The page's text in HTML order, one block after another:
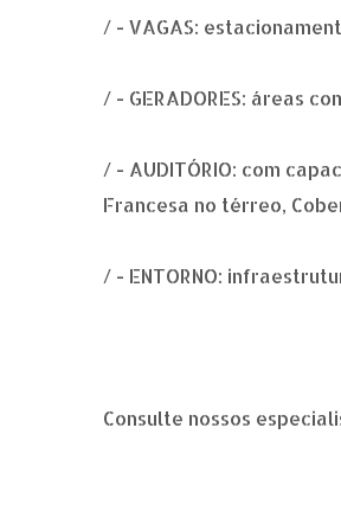
/ - VAGAS:
/ - GERADORES: áreas
/ - AUDITÓRIO: com
Francesa no térreo,
/ - ENTORNO:
Consulte nossos